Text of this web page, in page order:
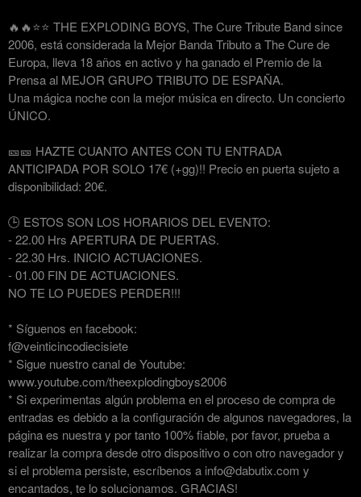
🔥🔥⭐️⭐️ THE EXPLODING BOYS, The Cure Tribute Band since
2006, está considerada la Mejor Banda Tributo a The Cure de
Europa, lleva 18 años en activo y ha ganado el Premio de la
Prensa al MEJOR GRUPO TRIBUTO DE ESPAÑA.
Una mágica noche con la mejor música en directo. Un concierto
ÚNICO.
🎫🎫 HAZTE CUANTO ANTES CON TU ENTRADA
ANTICIPADA POR SOLO 17€ (+gg)!! Precio en puerta sujeto a
disponibilidad: 20€.
🕒 ESTOS SON LOS HORARIOS DEL EVENTO:
- 22.00 Hrs APERTURA DE PUERTAS.
- 22.30 Hrs. INICIO ACTUACIONES.
- 01.00 FIN DE ACTUACIONES.
NO TE LO PUEDES PERDER!!!
* Síguenos en facebook:
f@veinticincodiecisiete
* Sigue nuestro canal de Youtube:
www.youtube.com/theexplodingboys2006
* Si experimentas algún problema en el proceso de compra de
entradas es debido a la configuración de algunos navegadores, la
página es nuestra y por tanto 100% fiable, por favor, prueba a
realizar la compra desde otro dispositivo o con otro navegador y
si el problema persiste, escríbenos a info@dabutix.com y
encantados, te lo solucionamos. GRACIAS!